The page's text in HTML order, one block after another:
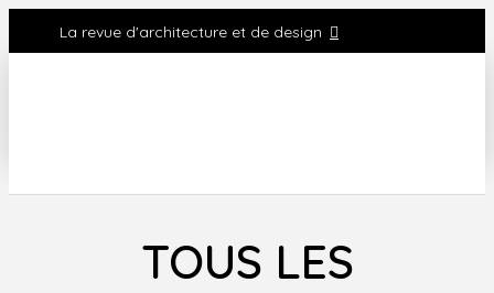
La revue d'architecture et de design
TOUS LES